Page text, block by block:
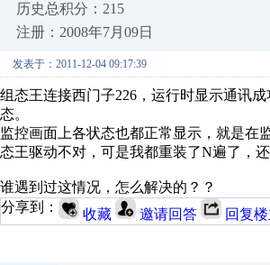
历史总积分：215
注册：2008年7月09日
发表于：2011-12-04 09:17:39
组态王连接西门子226，运行时显示通讯
态。
监控画面上各状态也都正常显示，就是在
态王驱动不对，可是我都重装了N遍了，还
谁遇到过这情况，怎么解决的？？
分享到：
收藏 邀请回答 回复